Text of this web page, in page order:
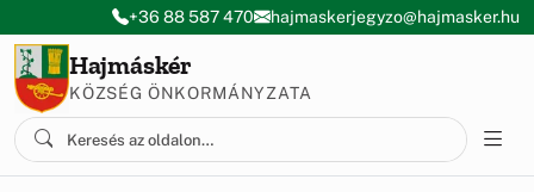
Ugrás a menüre
Ugrás a tartalomra
+36 88 587 470 hajmaskerjegyzo@hajmasker.hu
Hajmáskér
KÖZSÉG ÖNKORMÁNYZATA